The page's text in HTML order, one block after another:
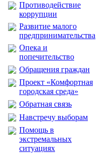
Противодействие
коррупции
Развитие малого
предпринимательства
Опека и
попечительство
Обращения граждан
Проект «Комфортная
городская среда»
Обратная связь
Навстречу выборам
Помощь в
экстремальных
ситуациях